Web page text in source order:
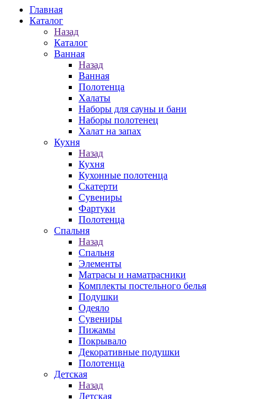
Главная
Каталог
Назад
Каталог
Ванная
Назад
Ванная
Полотенца
Халаты
Наборы для сауны и бани
Наборы полотенец
Халат на запах
Кухня
Назад
Кухня
Кухонные полотенца
Скатерти
Сувениры
Фартуки
Полотенца
Спальня
Назад
Спальня
Элементы
Матрасы и наматрасники
Комплекты постельного белья
Подушки
Одеяло
Сувениры
Пижамы
Покрывало
Декоративные подушки
Полотенца
Детская
Назад
Детская